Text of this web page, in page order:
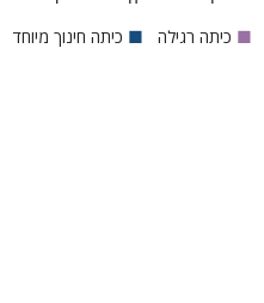
■ כיתה רגילה ■ כיתה חינוך מיוחד